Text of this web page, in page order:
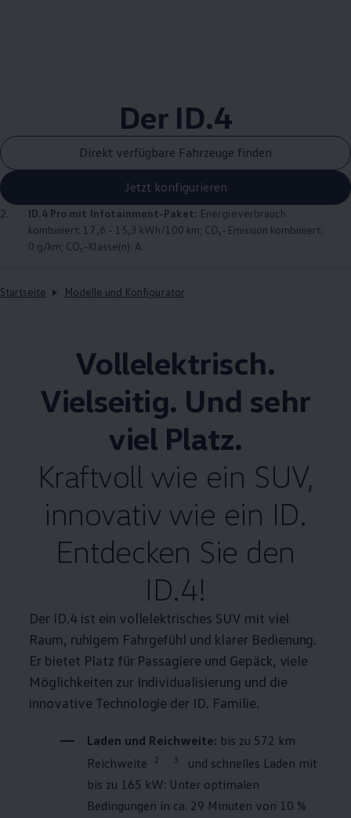
Der ID.4
Direkt verfügbare Fahrzeuge finden
Jetzt konfigurieren
2. ID.4 Pro mit Infotainment-Paket: Energieverbrauch
kombiniert: 17,6 - 15,3 kWh/100 km; CO₂-Emission kombiniert:
0 g/km; CO₂-Klasse(n): A.
Startseite Modelle und Konfigurator
Vollelektrisch.
Vielseitig. Und sehr
viel Platz.
Kraftvoll wie ein SUV,
innovativ wie ein ID.
Entdecken Sie den
ID.4!
Der ID.4 ist ein vollelektrisches SUV mit viel
Raum, ruhigem Fahrgefühl und klarer Bedienung.
Er bietet Platz für Passagiere und Gepäck, viele
Möglichkeiten zur Individualisierung und die
innovative Technologie der ID. Familie.
Laden und Reichweite: bis zu 572 km
Reichweite
2 3
und schnelles Laden mit
bis zu 165 kW: Unter optimalen
Bedingungen in ca. 29 Minuten von 10 %